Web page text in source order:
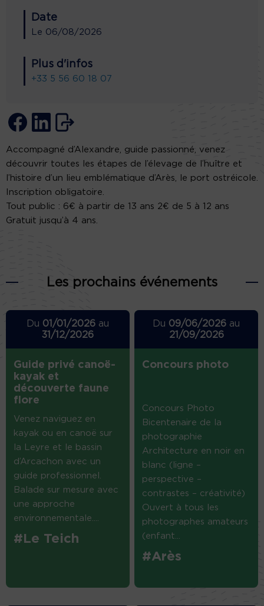
Date
Le 06/08/2026
Plus d'infos
+33 5 56 60 18 07
Accompagné d’Alexandre, guide passionné, venez
découvrir toutes les étapes de l’élevage de l’huître et
l’histoire d’un lieu emblématique d’Arès, le port ostréicole.
Inscription obligatoire.
Tout public : 6€ à partir de 13 ans 2€ de 5 à 12 ans
Gratuit jusqu’à 4 ans.
Les prochains événements
Du 01/01/2026au
31/12/2026
Guide privé canoë-
kayak et
découverte faune
flore
Venez naviguez en
kayak ou en canoë sur
la Leyre et le bassin
d’Arcachon avec un
guide professionnel.
Balade sur mesure avec
une approche
environnementale....
#Le Teich
Du 09/06/2026 au
21/09/2026
Concours photo
Concours Photo
Bicentenaire de la
photographie
Architecture en noir en
blanc (ligne –
perspective –
contrastes – créativité)
Ouvert à tous les
photographes amateurs
(enfant...
#Arès